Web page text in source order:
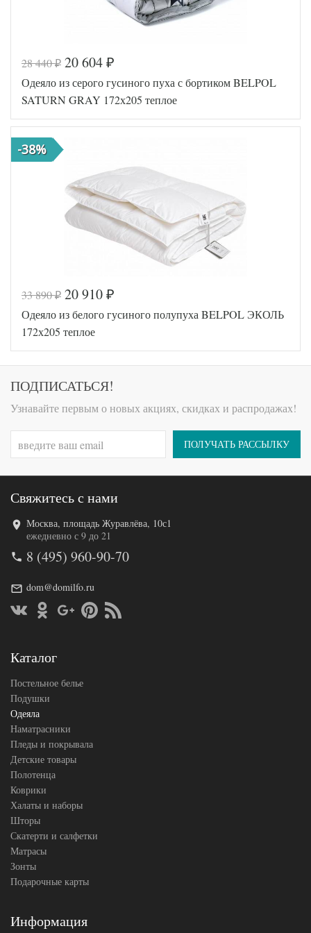
Код товара
547-120
Артикул
BP46300
4657425
6
Ширина х
Длина
172х205
(2-сп)
Сезонность
Наполнитель
пух
Батист
Производитель
Belpol
(Россия)
Код товара
572-638
Артикул
BP46701
Ширина х
Длина
172х205
(2-сп)
Наполнитель
Гусиный
Belpol
(Россия)
28 440₽ 20 604 ₽
Одеяло из серого гусиного пуха с бортиком BELPOL
SATURN GRAY 172х205 теплое
-38%
Код товара
572-619
Артикул
0530892
Ширина х
Длина
172х205
(2-сп)
Сезонность
Теплое
Ткань
Производитель
33 890₽ 20 910 ₽
Одеяло из белого гусиного полупуха BELPOL ЭКОЛЬ
172х205 теплое
ПОДПИСАТЬСЯ!
Узнавайте первым о новых акциях, скидках и распродажах!
ПОЛУЧАТЬ РАССЫЛКУ
Свяжитесь с нами
Москва, площадь Журавлёва, 10с1
ежедневно с 9 до 21
8 (495) 960-90-70
dom@domilfo.ru
Каталог
Постельное белье
Подушки
Одеяла
Наматрасники
Пледы и покрывала
Детские товары
Полотенца
Коврики
Халаты и наборы
Шторы
Скатерти и салфетки
Матрасы
Зонты
Подарочные карты
Информация